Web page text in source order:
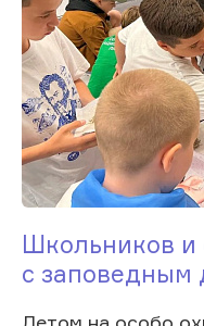
Школьников и
с заповедным
Летом на особо